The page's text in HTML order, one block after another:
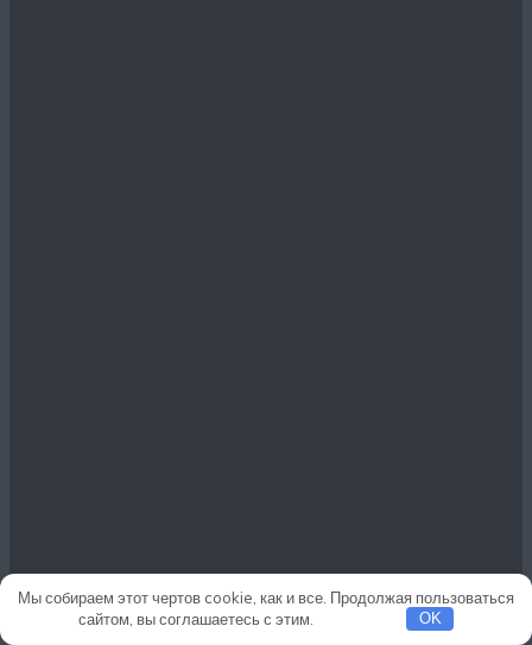
Мы собираем этот чертов cookie, как и все. Продолжая пользоваться
сайтом, вы соглашаетесь с этим.
OK